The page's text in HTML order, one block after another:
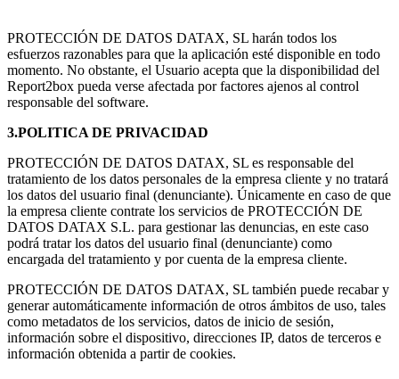
PROTECCIÓN DE DATOS DATAX, SL harán todos los
esfuerzos razonables para que la aplicación esté disponible en todo
momento. No obstante, el Usuario acepta que la disponibilidad del
Report2box pueda verse afectada por factores ajenos al control
responsable del software.
3.POLITICA DE PRIVACIDAD
PROTECCIÓN DE DATOS DATAX, SL es responsable del
tratamiento de los datos personales de la empresa cliente y no tratará
los datos del usuario final (denunciante). Únicamente en caso de que
la empresa cliente contrate los servicios de PROTECCIÓN DE
DATOS DATAX S.L. para gestionar las denuncias, en este caso
podrá tratar los datos del usuario final (denunciante) como
encargada del tratamiento y por cuenta de la empresa cliente.
PROTECCIÓN DE DATOS DATAX, SL también puede recabar y
generar automáticamente información de otros ámbitos de uso, tales
como metadatos de los servicios, datos de inicio de sesión,
información sobre el dispositivo, direcciones IP, datos de terceros e
información obtenida a partir de cookies.